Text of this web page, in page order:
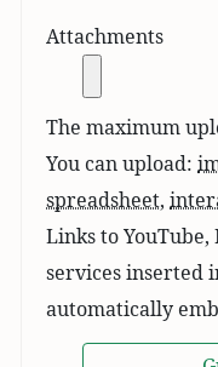
Attachments
The maximum
You can upload:
spreadsheet,
Links to
services inserted
automatically